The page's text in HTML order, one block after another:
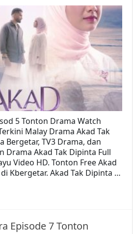
5 Tonton Drama Watch
Malay Drama Akad Tak
Bergetar, TV3 Drama, dan
Drama Akad Tak Dipinta Full
Video HD. Tonton Free Akad
Kbergetar. Akad Tak Dipinta …
Episode 7 Tonton